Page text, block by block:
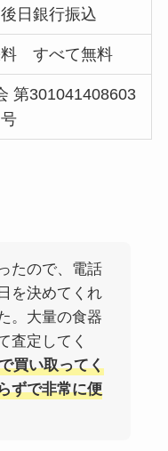
日銀行振込
料 すべて無料
第301041408603
号
たので、電話
を決めてくれ
。大量の食器
査定してく
買い取ってく
ずで非常に便